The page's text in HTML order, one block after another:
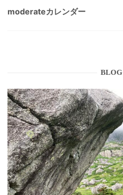
moderateカレンダー
BLOG